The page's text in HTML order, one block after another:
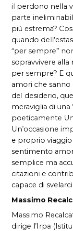
il perdono nella
parte
più estrema?
quando
“per sempre”
sopravvivere
per sempre? E
amori che sanno
del desiderio,
meraviglia di una
poeticamente
Un’occasione
e proprio
sentimento
semplice ma
citazioni e
capace di
Massimo
Massimo
dirige l’Irpa